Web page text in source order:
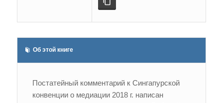
Об этой книге
Постатейный комментарий к Сингапурской
конвенции о медиации 2018 г. написан